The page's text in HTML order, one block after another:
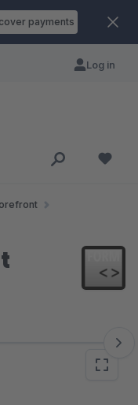
payments
Log in